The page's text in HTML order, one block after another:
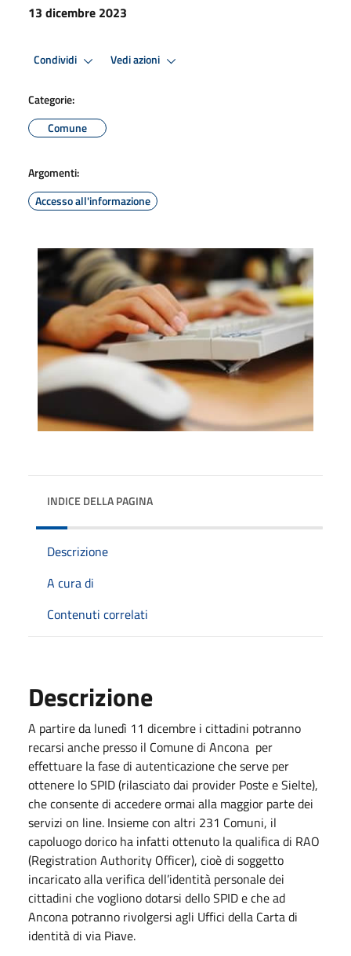
13 dicembre 2023
Condividi Vedi azioni
Categorie:
Comune
Argomenti:
Accesso all'informazione
INDICE DELLA PAGINA
Descrizione
A cura di
Contenuti correlati
Descrizione
A partire da lunedì 11 dicembre i cittadini potranno
recarsi anche presso il Comune di Ancona per
effettuare la fase di autenticazione che serve per
ottenere lo SPID (rilasciato dai provider Poste e Sielte),
che consente di accedere ormai alla maggior parte dei
servizi on line. Insieme con altri 231 Comuni, il
capoluogo dorico ha infatti ottenuto la qualifica di RAO
(Registration Authority Officer), cioè di soggetto
incaricato alla verifica dell’identità personale dei
cittadini che vogliono dotarsi dello SPID e che ad
Ancona potranno rivolgersi agli Uffici della Carta di
identità di via Piave.